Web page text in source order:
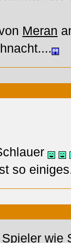
Meran
so
wie